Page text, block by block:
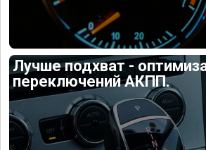
Лучше подхват -
переключений АКПП.